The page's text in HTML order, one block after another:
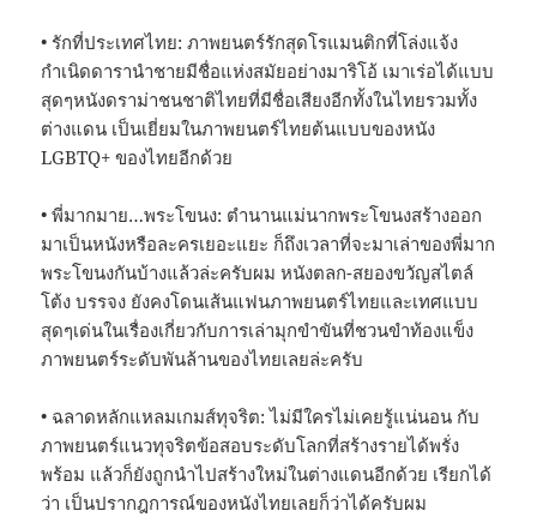
• รักที่ประเทศไทย: ภาพยนตร์รักสุดโรแมนติกที่โล่งแจ้ง
กำเนิดดารานำชายมีชื่อแห่งสมัยอย่างมาริโอ้ เมาเร่อได้แบบ
สุดๆหนังดราม่าชนชาติไทยที่มีชื่อเสียงอีกทั้งในไทยรวมทั้ง
ต่างแดน เป็นเยี่ยมในภาพยนตร์ไทยต้นแบบของหนัง
LGBTQ+ ของไทยอีกด้วย
• พี่มากมาย…พระโขนง: ตำนานแม่นากพระโขนงสร้างออก
มาเป็นหนังหรือละครเยอะแยะ ก็ถึงเวลาที่จะมาเล่าของพี่มาก
พระโขนงกันบ้างแล้วล่ะครับผม หนังตลก-สยองขวัญสไตล์
โต้ง บรรจง ยังคงโดนเส้นแฟนภาพยนตร์ไทยและเทศแบบ
สุดๆเด่นในเรื่องเกี่ยวกับการเล่ามุกขำขันที่ชวนขำท้องแข็ง
ภาพยนตร์ระดับพันล้านของไทยเลยล่ะครับ
• ฉลาดหลักแหลมเกมส์ทุจริต: ไม่มีใครไม่เคยรู้แน่นอน กับ
ภาพยนตร์แนวทุจริตข้อสอบระดับโลกที่สร้างรายได้พรั่ง
พร้อม แล้วก็ยังถูกนำไปสร้างใหม่ในต่างแดนอีกด้วย เรียกได้
ว่า เป็นปรากฎการณ์ของหนังไทยเลยก็ว่าได้ครับผม